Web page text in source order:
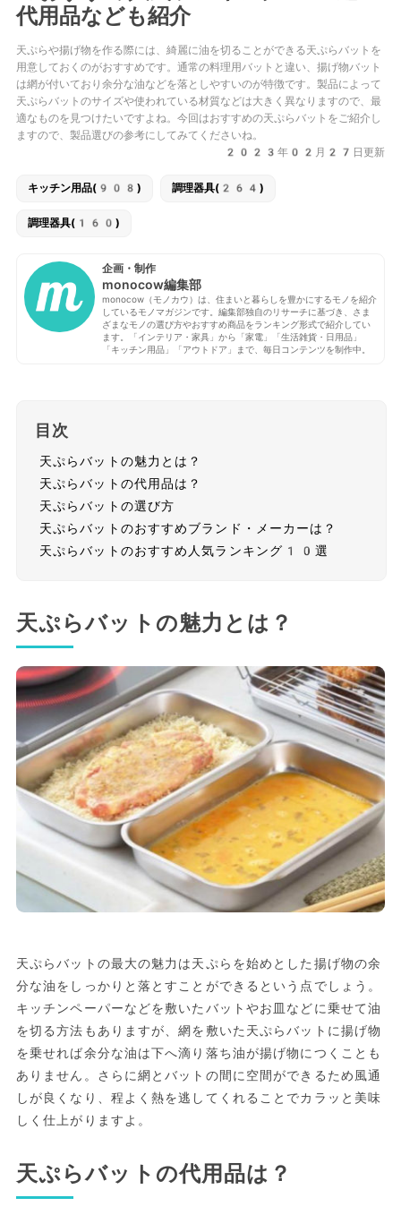
代用品なども紹介
天ぷらや揚げ物を作る際には、綺麗に油を切ることができる天ぷらバットを
用意しておくのがおすすめです。通常の料理用バットと違い、揚げ物バット
は網が付いており余分な油などを落としやすいのが特徴です。製品によって
天ぷらバットのサイズや使われている材質などは大きく異なりますので、最
適なものを見つけたいですよね。今回はおすすめの天ぷらバットをご紹介し
ますので、製品選びの参考にしてみてくださいね。
2023年02月27日更新
キッチン用品(908) 調理器具(264)
調理器具(160)
企画・制作
monocow編集部
monocow（モノカウ）は、住まいと暮らしを豊かにするモノを紹介
しているモノマガジンです。編集部独自のリサーチに基づき、さま
ざまなモノの選び方やおすすめ商品をランキング形式で紹介してい
ます。「インテリア・家具」から「家電」「生活雑貨・日用品」
「キッチン用品」「アウトドア」まで、毎日コンテンツを制作中。
目次
天ぷらバットの魅力とは？
天ぷらバットの代用品は？
天ぷらバットの選び方
天ぷらバットのおすすめブランド・メーカーは？
天ぷらバットのおすすめ人気ランキング10選
天ぷらバットの魅力とは？
天ぷらバットの最大の魅力は天ぷらを始めとした揚げ物の余
分な油をしっかりと落とすことができるという点でしょう。
キッチンペーパーなどを敷いたバットやお皿などに乗せて油
を切る方法もありますが、網を敷いた天ぷらバットに揚げ物
を乗せれば余分な油は下へ滴り落ち油が揚げ物につくことも
ありません。さらに網とバットの間に空間ができるため風通
しが良くなり、程よく熱を逃してくれることでカラッと美味
しく仕上がりますよ。
天ぷらバットの代用品は？